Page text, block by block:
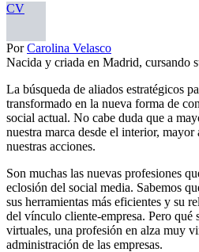
CV
PorCarolina Velasco
Nacida y criada en Madrid, cursando
La búsqueda de aliados estratégicos
transformado en la nueva forma de
social actual. No cabe duda que a
nuestra marca desde el interior,
nuestras acciones.
Son muchas las nuevas profesiones
eclosión del social media. Sabemos
sus herramientas más eficientes y su
del vínculo cliente-empresa. Pero qué
virtuales, una profesión en alza muy
administración de las empresas.